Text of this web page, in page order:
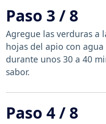
Paso 3 / 8
Agregue las verduras a
hojas del apio con
durante unos 30 a 40
sabor.
Paso 4 / 8